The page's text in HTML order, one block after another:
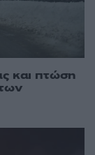
και πτώση